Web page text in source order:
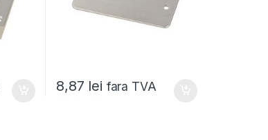
8,87 lei fara TVA